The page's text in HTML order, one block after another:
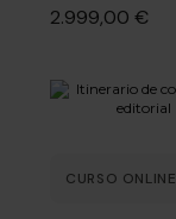
2.999,00 €
CURSO ONLINE